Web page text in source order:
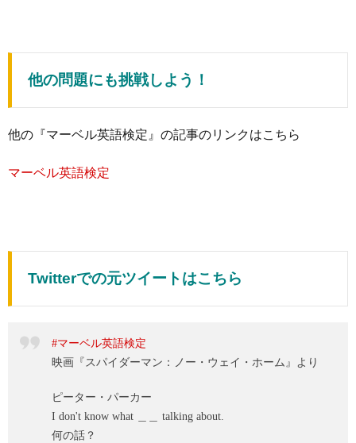
他の問題にも挑戦しよう！
他の『マーベル英語検定』の記事のリンクはこちら
マーベル英語検定
Twitterでの元ツイートはこちら
#マーベル英語検定
映画『スパイダーマン：ノー・ウェイ・ホーム』より
ピーター・パーカー
I don't know what ＿＿ talking about.
何の話？